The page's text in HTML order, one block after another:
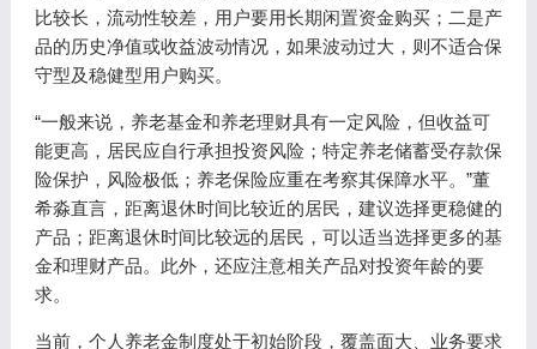
比较长，流动性较差，用户要用长期闲置资金购买；二是产
品的历史净值或收益波动情况，如果波动过大，则不适合保
守型及稳健型用户购买。
“一般来说，养老基金和养老理财具有一定风险，但收益可
能更高，居民应自行承担投资风险；特定养老储蓄受存款保
险保护，风险极低；养老保险应重在考察其保障水平。”董
希淼直言，距离退休时间比较近的居民，建议选择更稳健的
产品；距离退休时间比较远的居民，可以适当选择更多的基
金和理财产品。此外，还应注意相关产品对投资年龄的要
求。
当前，个人养老金制度处于初始阶段，覆盖面大、业务要求